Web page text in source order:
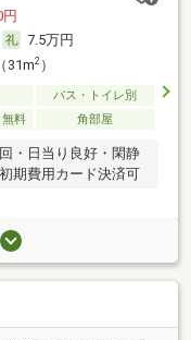
7.5万円
31m2）
バス・トイレ別
無料 角部屋
・日当り良好・閑静
期費用カード決済可